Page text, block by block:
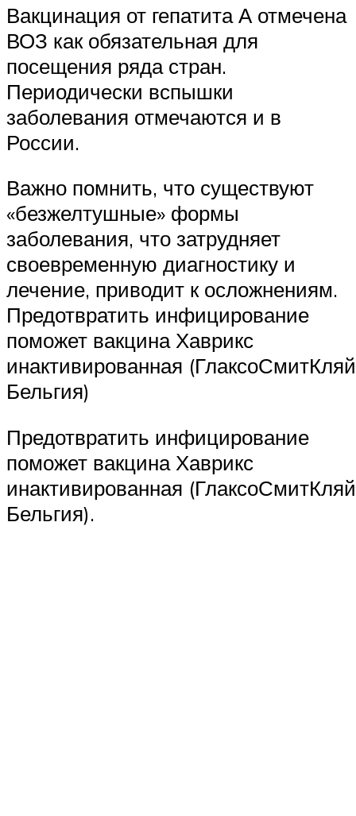
Вакцинация от гепатита А отмечена
ВОЗ как обязательная для
посещения ряда стран.
Периодически вспышки
заболевания отмечаются и в
России.
Важно помнить, что существуют
«безжелтушные» формы
заболевания, что затрудняет
своевременную диагностику и
лечение, приводит к осложнениям.
Предотвратить инфицирование
поможет вакцина Хаврикс
инактивированная
Бельгия)
Предотвратить инфицирование
поможет вакцина Хаврикс
инактивированная
Бельгия).